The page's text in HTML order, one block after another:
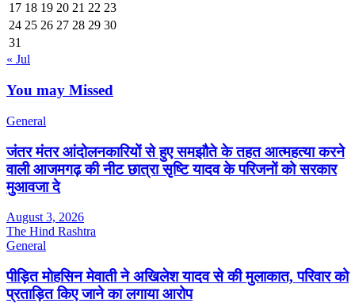
17 18 19 20 21 22 23
24 25 26 27 28 29 30
31
« Jul
You may Missed
General
जंतर मंतर आंदोलनकारियों से हुए समझौते के तहत आत्महत्या करने
वाली आजमगढ़ की नीट छात्रा सृष्टि यादव के परिजनों को सरकार
मुआवजा दे
August 3, 2026
The Hind Rashtra
General
पीड़ित मोहसिन मेवाती ने अखिलेश यादव से की मुलाकात, परिवार को
प्रताड़ित किए जाने का लगाया आरोप